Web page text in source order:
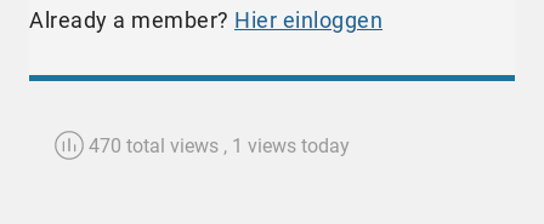
Already a member? Hier einloggen
470 total views , 1 views today